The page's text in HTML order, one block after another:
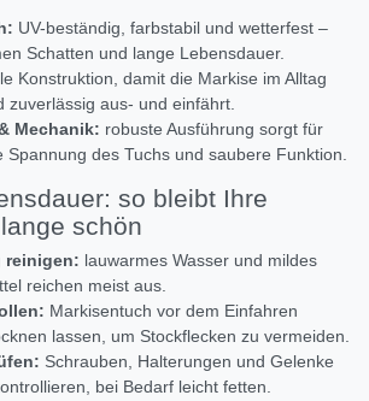
UV-beständig, farbstabil und wetterfest –
Schatten und lange Lebensdauer.
Konstruktion, damit die Markise im Alltag
zuverlässig aus- und einfährt.
Mechanik: robuste Ausführung sorgt für
Spannung des Tuchs und saubere Funktion.
so bleibt Ihre
schön
reinigen: lauwarmes Wasser und mildes
reichen meist aus.
Markisentuch vor dem Einfahren
lassen, um Stockflecken zu vermeiden.
Schrauben, Halterungen und Gelenke
bei Bedarf leicht fetten.